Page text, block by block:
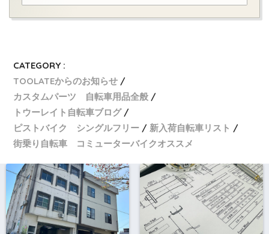
CATEGORY :
TOOLATEからのお知らせ
カスタムパーツ 自転車用品全般
トウーレイト自転車ブログ
ピストバイク シングルフリー
新入荷自転車リスト
街乗り自転車 コミューターバイクオススメ